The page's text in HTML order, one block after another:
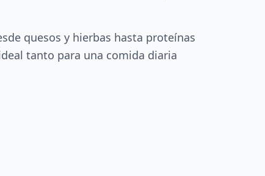
quesos y hierbas hasta proteínas
tanto para una comida diaria